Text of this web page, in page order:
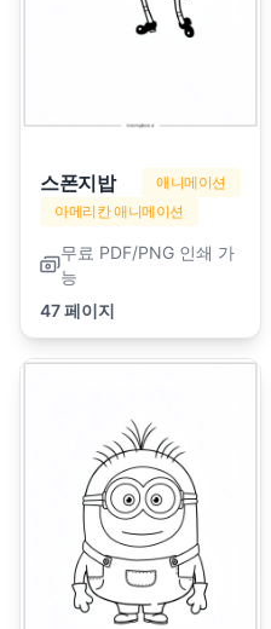
스폰지밥
애니메이션
아메리칸 애니메이션
무료 PDF/PNG 인쇄 가
능
47 페이지